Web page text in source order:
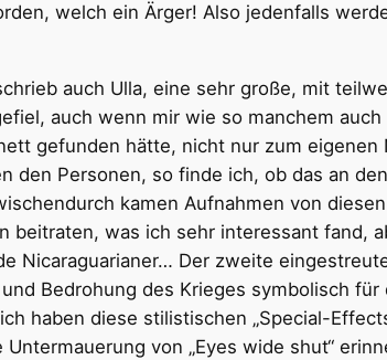
welch ein Ärger! Also jedenfalls
auch Ulla, eine sehr große, mit
auch wenn mir wie so manchem
gefunden hätte, nicht nur zum
den Personen, so finde ich, ob das an
kamen Aufnahmen von
beitraten, was ich sehr interessant fand,
Nicaraguarianer… Der zweite
Bedrohung des Krieges symbolisch
haben diese stilistischen „Special-
von „Eyes wide shut“